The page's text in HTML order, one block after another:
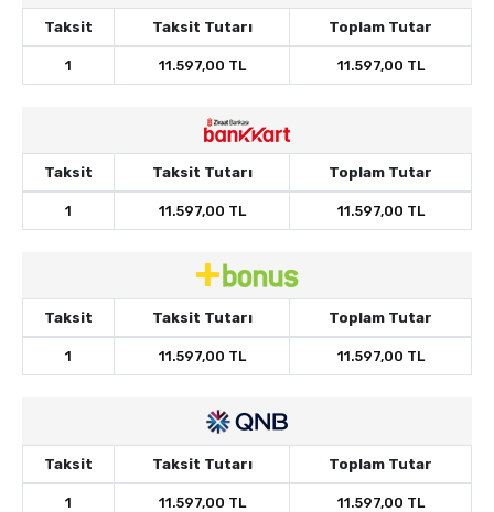
Taksit Taksit Tutarı Toplam Tutar
1 11.597,00 TL 11.597,00 TL
Taksit Taksit Tutarı Toplam Tutar
1 11.597,00 TL 11.597,00 TL
Taksit Taksit Tutarı Toplam Tutar
1 11.597,00 TL 11.597,00 TL
Taksit Taksit Tutarı Toplam Tutar
1 11.597,00 TL 11.597,00 TL